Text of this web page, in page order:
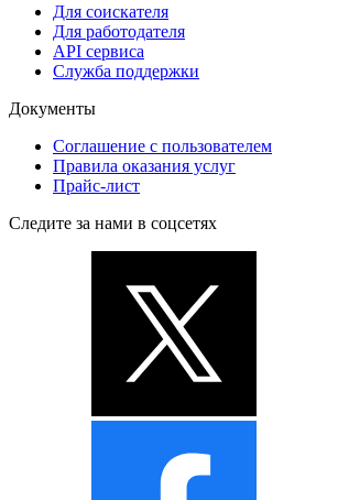
Для соискателя
Для работодателя
API сервиса
Служба поддержки
Документы
Соглашение с пользователем
Правила оказания услуг
Прайс-лист
Следите за нами в соцсетях